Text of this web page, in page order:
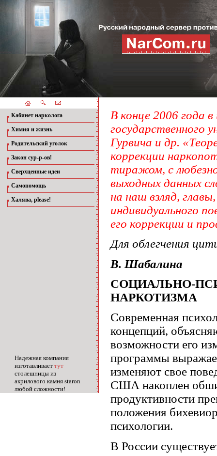
Кабинет нарколога
Химия и жизнь
Родительский уголок
Закон сур-р-ов!
Сверхценные идеи
Самопомощь
Халява, please!
Надежная компания
изготавливает тут
столешницы из
акрилового камня staron
любой сложности!
В конце 2006 года
государственного
Гурвича и др.
коррекции
тиражом, с
выходных данных
на наш взляд,
индивидуального
его коррекции и
Для облегчения
В. Шабалина
СОЦИАЛЬНО-
НАРКОТИЗМА
Современная
концепций,
возможности его
программы
изменяют свое
США накоплен
продуктивности
положения
психологии.
В России